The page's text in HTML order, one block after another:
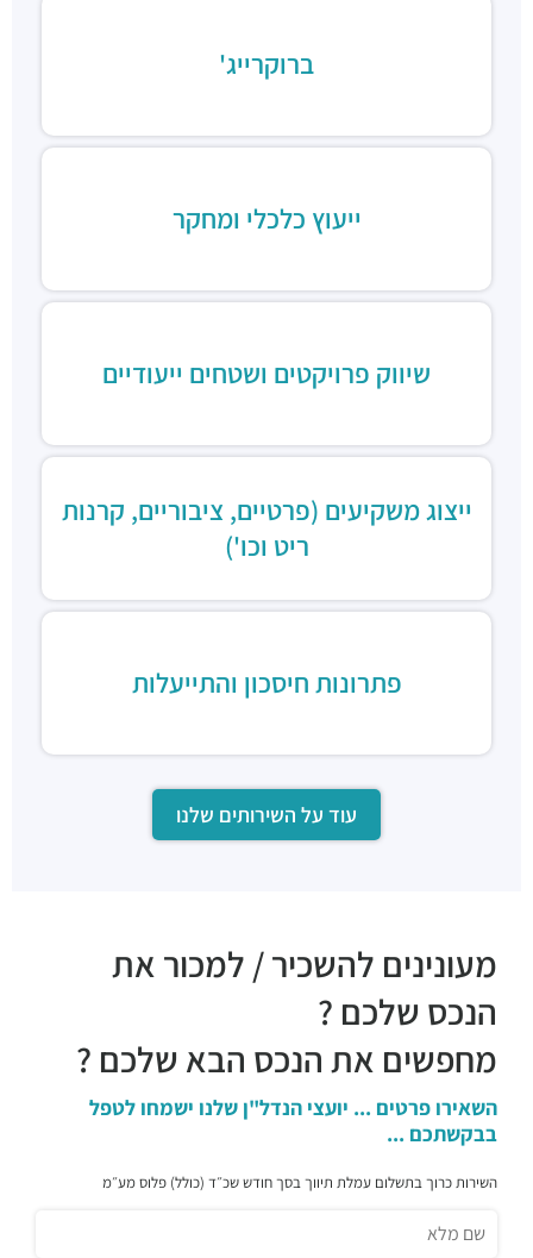
ברוקרייג'
ייעוץ כלכלי ומחקר
שיווק פרויקטים ושטחים ייעודיים
ייצוג משקיעים (פרטיים, ציבוריים, קרנות
ריט וכו')
פתרונות חיסכון והתייעלות
עוד על השירותים שלנו
מעונינים להשכיר / למכור את
הנכס שלכם ?
מחפשים את הנכס הבא שלכם ?
השאירו פרטים ... יועצי הנדל"ן שלנו ישמחו לטפל
בבקשתכם ...
השירות כרוך בתשלום עמלת תיווך בסך חודש שכ״ד (כולל) פלוס מע״מ